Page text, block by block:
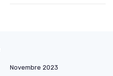
Novembre 2023